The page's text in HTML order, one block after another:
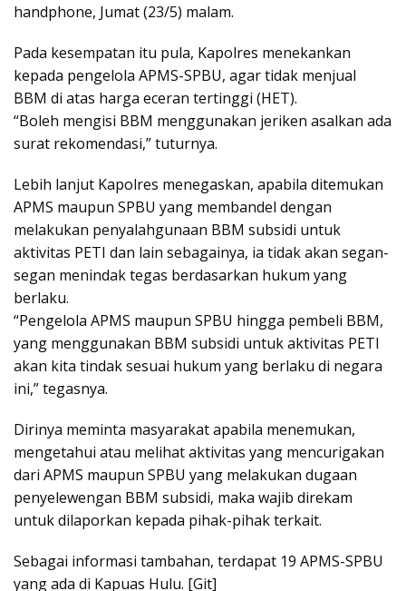
handphone, Jumat (23/5) malam.
Pada kesempatan itu pula, Kapolres menekankan
kepada pengelola APMS-SPBU, agar tidak menjual
BBM di atas harga eceran tertinggi (HET).
“Boleh mengisi BBM menggunakan jeriken asalkan ada
surat rekomendasi,” tuturnya.
Lebih lanjut Kapolres menegaskan, apabila ditemukan
APMS maupun SPBU yang membandel dengan
melakukan penyalahgunaan BBM subsidi untuk
aktivitas PETI dan lain sebagainya, ia tidak akan segan-
segan menindak tegas berdasarkan hukum yang
berlaku.
“Pengelola APMS maupun SPBU hingga pembeli BBM,
yang menggunakan BBM subsidi untuk aktivitas PETI
akan kita tindak sesuai hukum yang berlaku di negara
ini,” tegasnya.
Dirinya meminta masyarakat apabila menemukan,
mengetahui atau melihat aktivitas yang mencurigakan
dari APMS maupun SPBU yang melakukan dugaan
penyelewengan BBM subsidi, maka wajib direkam
untuk dilaporkan kepada pihak-pihak terkait.
Sebagai informasi tambahan, terdapat 19 APMS-SPBU
yang ada di Kapuas Hulu. [Git]